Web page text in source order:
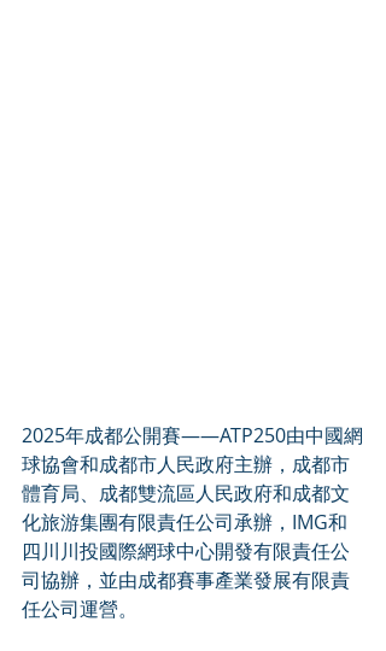
2025年成都公開賽——ATP250由中國網
球協會和成都市人民政府主辦，成都市
體育局、成都雙流區人民政府和成都文
化旅游集團有限責任公司承辦，IMG和
四川川投國際網球中心開發有限責任公
司協辦，並由成都賽事產業發展有限責
任公司運營。